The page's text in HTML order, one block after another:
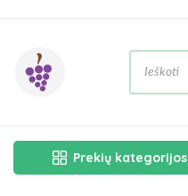
Prekių kategorijos